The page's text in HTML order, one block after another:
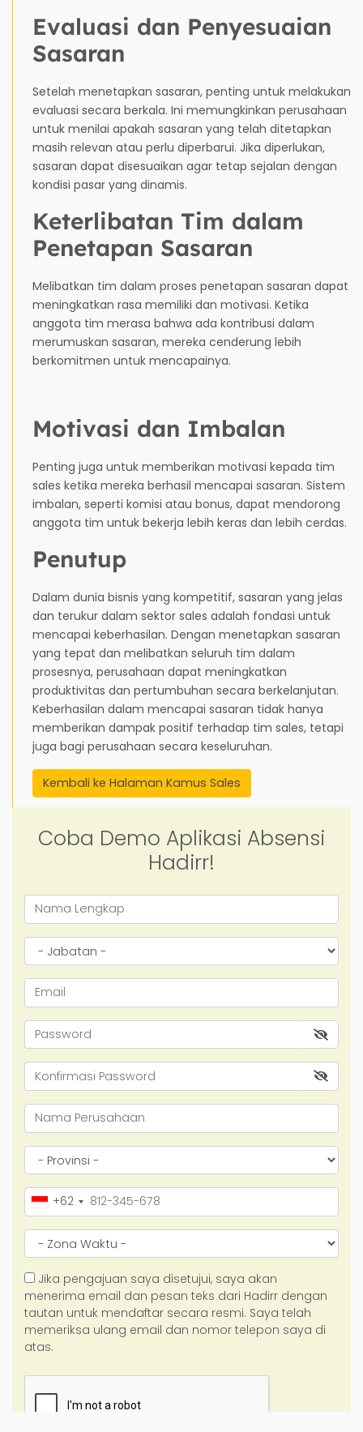
Evaluasi dan Penyesuaian
Sasaran
Setelah menetapkan sasaran, penting untuk melakukan
evaluasi secara berkala. Ini memungkinkan perusahaan
untuk menilai apakah sasaran yang telah ditetapkan
masih relevan atau perlu diperbarui. Jika diperlukan,
sasaran dapat disesuaikan agar tetap sejalan dengan
kondisi pasar yang dinamis.
Keterlibatan Tim dalam
Penetapan Sasaran
Melibatkan tim dalam proses penetapan sasaran dapat
meningkatkan rasa memiliki dan motivasi. Ketika
anggota tim merasa bahwa ada kontribusi dalam
merumuskan sasaran, mereka cenderung lebih
berkomitmen untuk mencapainya.
Motivasi dan Imbalan
Penting juga untuk memberikan motivasi kepada tim
sales ketika mereka berhasil mencapai sasaran. Sistem
imbalan, seperti komisi atau bonus, dapat mendorong
anggota tim untuk bekerja lebih keras dan lebih cerdas.
Penutup
Dalam dunia bisnis yang kompetitif, sasaran yang jelas
dan terukur dalam sektor sales adalah fondasi untuk
mencapai keberhasilan. Dengan menetapkan sasaran
yang tepat dan melibatkan seluruh tim dalam
prosesnya, perusahaan dapat meningkatkan
produktivitas dan pertumbuhan secara berkelanjutan.
Keberhasilan dalam mencapai sasaran tidak hanya
memberikan dampak positif terhadap tim sales, tetapi
juga bagi perusahaan secara keseluruhan.
Kembali ke Halaman Kamus Sales